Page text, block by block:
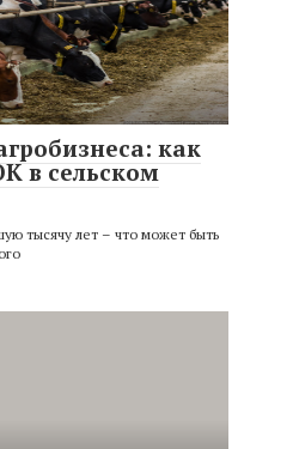
как
в сельском
тысячу лет – что может быть